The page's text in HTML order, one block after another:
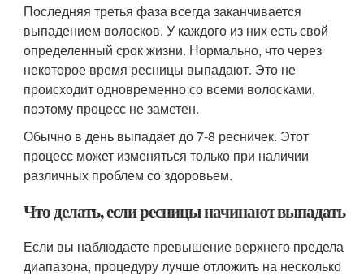
Последняя третья фаза всегда заканчивается
выпадением волосков. У каждого из них есть свой
определенный срок жизни. Нормально, что через
некоторое время ресницы выпадают. Это не
происходит одновременно со всеми волосками,
поэтому процесс не заметен.
Обычно в день выпадает до 7-8 ресничек. Этот
процесс может изменяться только при наличии
различных проблем со здоровьем.
Что делать, если ресницы начинают выпадать
Если вы наблюдаете превышение верхнего предела
диапазона, процедуру лучше отложить на несколько